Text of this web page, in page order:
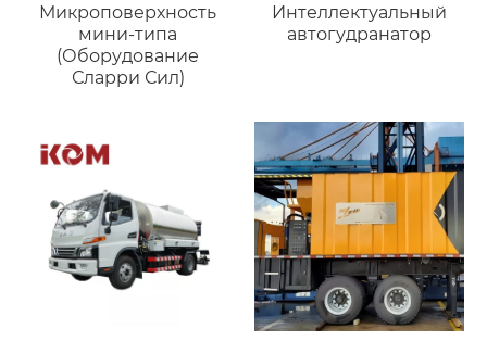
Микроповерхность
мини-типа
(Оборудование
Сларри Сил)
Интеллектуальный
автогудранатор